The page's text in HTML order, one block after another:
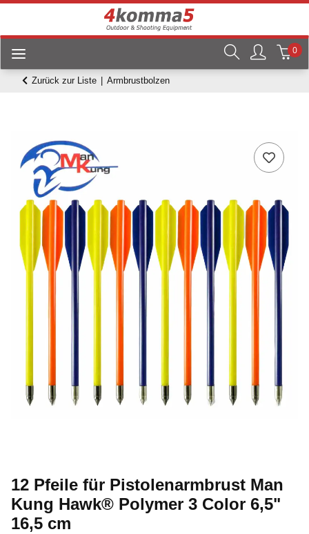
0
Zurück zur Liste Armbrustbolzen
12 Pfeile für Pistolenarmbrust Man
Kung Hawk® Polymer 3 Color 6,5"
16,5 cm